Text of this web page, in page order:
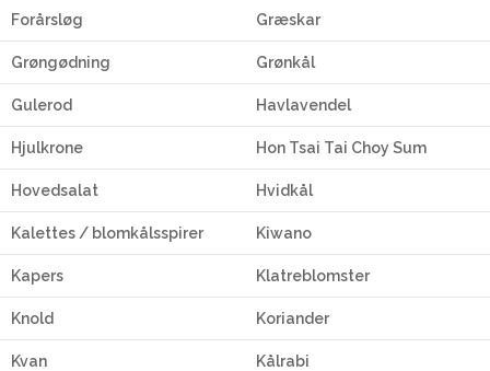
Forårsløg Græskar
Grøngødning Grønkål
Gulerod Havlavendel
Hjulkrone Hon Tsai Tai Choy Sum
Hovedsalat Hvidkål
Kalettes / blomkålsspirer Kiwano
Kapers Klatreblomster
Knold Koriander
Kvan Kålrabi